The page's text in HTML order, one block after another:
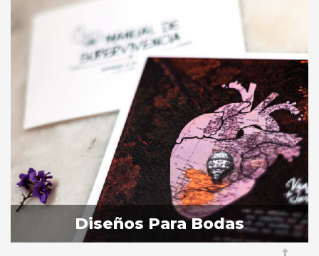
Diseños Para Bodas